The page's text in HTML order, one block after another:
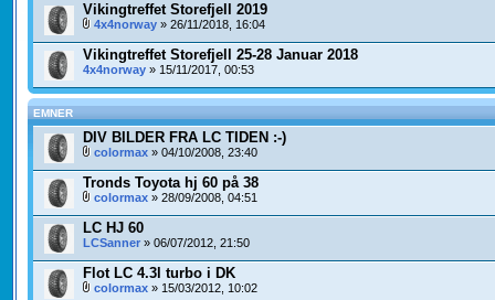
Vikingtreffet Storefjell 2019
4x4norway» 26/11/2018, 16:04
Vikingtreffet Storefjell 25-28 Januar 2018
4x4norway» 15/11/2017, 00:53
EMNER
DIV BILDER FRA LC TIDEN :-)
colormax» 04/10/2008, 23:40
Tronds Toyota hj 60 på 38
colormax» 28/09/2008, 04:51
LC HJ 60
LCSanner» 06/07/2012, 21:50
Flot LC 4.3l turbo i DK
colormax» 15/03/2012, 10:02